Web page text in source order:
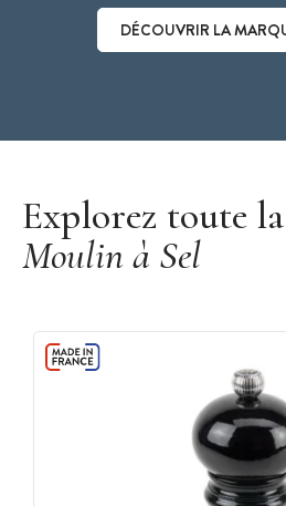
DÉCOUVRIR LA
Explorez toute
Moulin à Sel